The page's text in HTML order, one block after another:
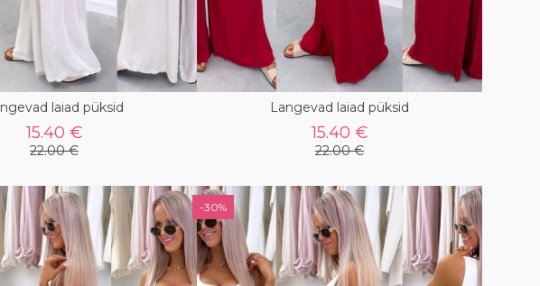
laiad püksid
15.40 €
22.00 €
Langevad laiad püksid
15.40 €
22.00 €
-30%